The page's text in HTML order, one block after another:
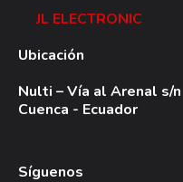
JL ELECTRONIC
Ubicación
Nulti – Vía al Arenal s/n
Cuenca - Ecuador
Síguenos